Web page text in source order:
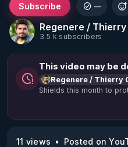
Regenere /
3.5 k subscribers
Subscribe —
This video may be
Regenere / Thierry
Shields this month to
11 views
Posted on